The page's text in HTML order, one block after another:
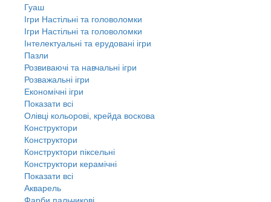
Гуаш
Ігри Настільні та головоломки
Ігри Настільні та головоломки
Інтелектуальні та ерудовані ігри
Пазли
Розвиваючі та навчальні ігри
Розважальні ігри
Економічні ігри
Показати всі
Олівці кольорові, крейда воскова
Конструктори
Конструктори
Конструктори піксельні
Конструктори керамічні
Показати всі
Акварель